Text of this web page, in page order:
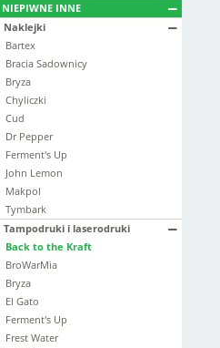
NIEPIWNE INNE
Naklejki
Bartex
Bracia Sadownicy
Bryza
Chyliczki
Cud
Dr Pepper
Ferment's Up
John Lemon
Makpol
Tymbark
Tampodruki i laserodruki
Back to the Kraft
BroWarMia
Bryza
El Gato
Ferment's Up
Frest Water